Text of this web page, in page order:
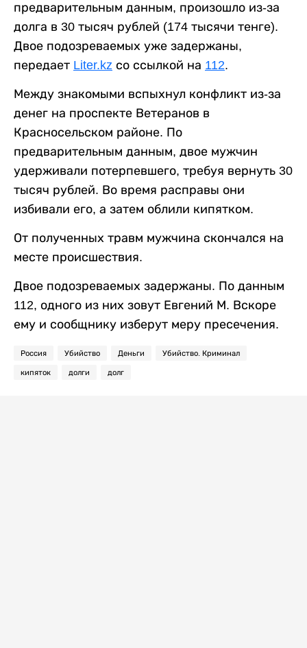
предварительным данным, произошло из-за
долга в 30 тысяч рублей (174 тысячи тенге).
Двое подозреваемых уже задержаны,
передает Liter.kz со ссылкой на 112.
Между знакомыми вспыхнул конфликт из-за
денег на проспекте Ветеранов в
Красносельском районе. По
предварительным данным, двое мужчин
удерживали потерпевшего, требуя вернуть 30
тысяч рублей. Во время расправы они
избивали его, а затем облили кипятком.
От полученных травм мужчина скончался на
месте происшествия.
Двое подозреваемых задержаны. По данным
112, одного из них зовут Евгений М. Вскоре
ему и сообщнику изберут меру пресечения.
Россия Убийство Деньги Убийство. Криминал
кипяток долги долг